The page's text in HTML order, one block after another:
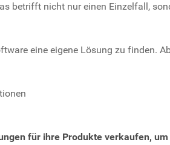
betrifft nicht nur einen Einzelfall,
eine eigene Lösung zu finden.
für ihre Produkte verkaufen,